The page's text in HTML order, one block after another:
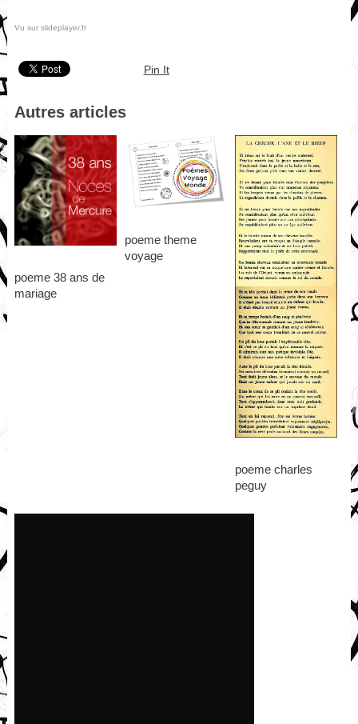
Vu sur slideplayer.fr
Pin It
Autres articles
poeme 38 ans de
mariage
poeme theme
voyage
poeme charles
peguy